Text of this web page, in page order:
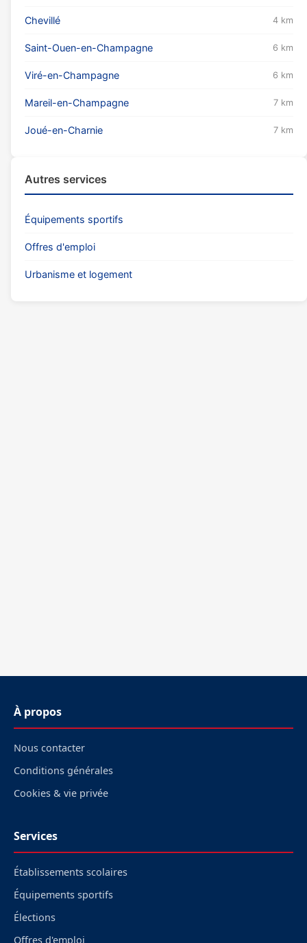
Chevillé 4 km
Saint-Ouen-en-Champagne 6 km
Viré-en-Champagne 6 km
Mareil-en-Champagne 7 km
Joué-en-Charnie 7 km
Autres services
Équipements sportifs
Offres d'emploi
Urbanisme et logement
À propos
Nous contacter
Conditions générales
Cookies & vie privée
Services
Établissements scolaires
Équipements sportifs
Élections
Offres d'emploi